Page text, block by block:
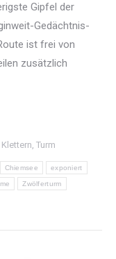
Gipfel der
Gedächtnis-
ist frei von
zusätzlich
Klettern, Turm
Chiemsee exponiert
Zwölferturm